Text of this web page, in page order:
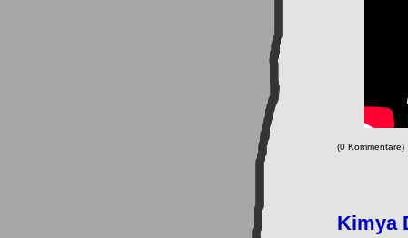
(0
Kimya